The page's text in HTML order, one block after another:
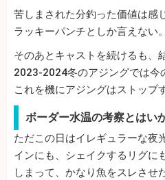
苦しまされた分釣った価値は感
ラッキーパンチとしか言えない
そのあとキャストを続けるも、
2023-2024冬のアジングでは今
これを機にアジングはストップ
ボーダー水温の考察とはい
ただこの日はイレギュラーな夜
インにも、シェイクするリグに
しまって、かなり魚をスレさ